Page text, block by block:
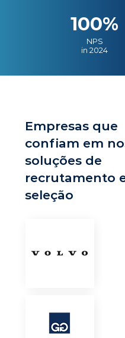
100%
NPS
in 2024
Empresas que
confiam em
soluções de
recrutamento
seleção